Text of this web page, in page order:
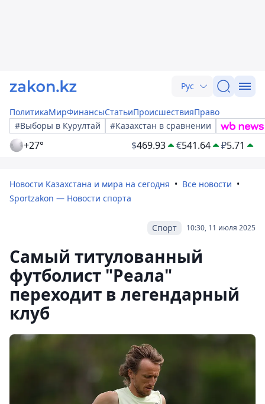
Рус
ПолитикаМирФинансыСтатьиПроисшествияПраво
#Выборы в Курултай
#Казахстан в сравнении
+27° $469.93 €541.64 ₽5.71
Новости Казахстана и мира на сегодня
Все новости
Sportzakon — Новости спорта
10:30, 11 июля 2025
Спорт
Самый титулованный
футболист "Реала"
переходит в легендарный
клуб